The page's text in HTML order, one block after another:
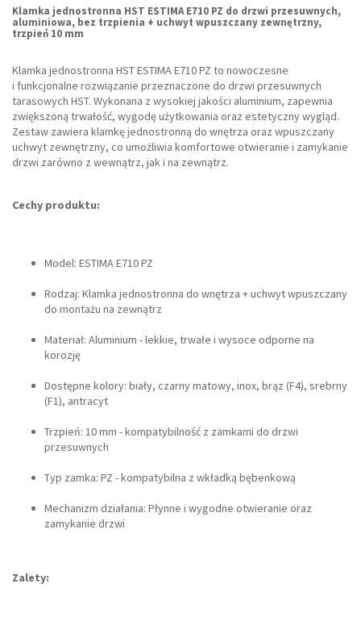
Klamka jednostronna HST ESTIMA E710 PZ do drzwi przesuwnych,
aluminiowa, bez trzpienia + uchwyt wpuszczany zewnętrzny,
trzpień 10 mm
Klamka jednostronna HST ESTIMA E710 PZ to nowoczesne
i funkcjonalne rozwiązanie przeznaczone do drzwi przesuwnych
tarasowych HST. Wykonana z wysokiej jakości aluminium, zapewnia
zwiększoną trwałość, wygodę użytkowania oraz estetyczny wygląd.
Zestaw zawiera klamkę jednostronną do wnętrza oraz wpuszczany
uchwyt zewnętrzny, co umożliwia komfortowe otwieranie i zamykanie
drzwi zarówno z wewnątrz, jak i na zewnątrz.
Cechy produktu:
Model: ESTIMA E710 PZ
Rodzaj: Klamka jednostronna do wnętrza + uchwyt wpuszczany
do montażu na zewnątrz
Materiał: Aluminium - lekkie, trwałe i wysoce odporne na
korozję
Dostępne kolory: biały, czarny matowy, inox, brąz (F4), srebrny
(F1), antracyt
Trzpień: 10 mm - kompatybilność z zamkami do drzwi
przesuwnych
Typ zamka: PZ - kompatybilna z wkładką bębenkową
Mechanizm działania: Płynne i wygodne otwieranie oraz
zamykanie drzwi
Zalety: